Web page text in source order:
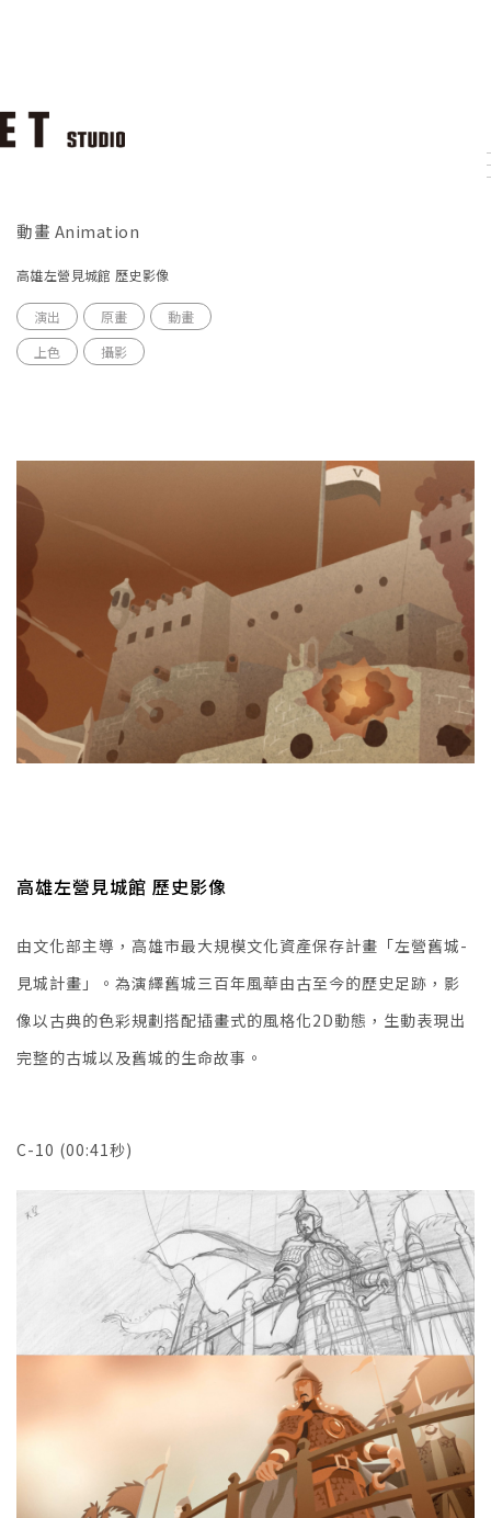
動畫 Animation
高雄左營見城館 歷史影像
演出 原畫
動畫
上色
攝影
高雄左營見城館 歷史影像
由文化部主導，高雄市最大規模文化資產保存計畫「左營舊城-
見城計畫」。為演繹舊城三百年風華由古至今的歷史足跡，影
像以古典的色彩規劃搭配插畫式的風格化2D動態，生動表現出
完整的古城以及舊城的生命故事。
C-10 (00:41秒)